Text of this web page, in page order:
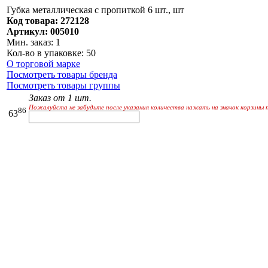
Губка металлическая с пропиткой 6 шт., шт
Код товара: 272128
Артикул: 005010
Мин. заказ: 1
Кол-во в упаковке: 50
О торговой марке
Посмотреть товары бренда
Посмотреть товары группы
6386
Заказ от 1 шт.
Пожалуйста не забудьте после указания количества нажать на значок корзины